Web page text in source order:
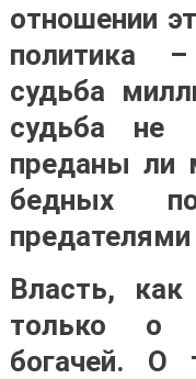
отношении
политика
судьба
судьба не
преданы ли
бедных
Власть,
только о
богачей. О